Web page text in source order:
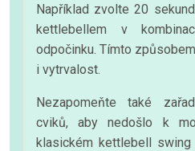
Například zvolte 20
kettlebellem v
odpočinku. Tímto
i vytrvalost.
Nezapomeňte také
cviků, aby nedošlo k
klasickém kettlebell